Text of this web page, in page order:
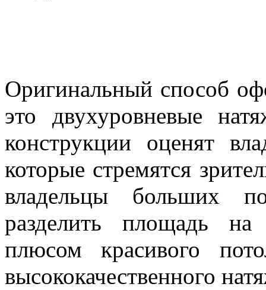
Оригинальный способ
это двухуровневые
конструкции оценят
которые стремятся
владельцы больших
разделить площадь
плюсом красивого
высококачественного